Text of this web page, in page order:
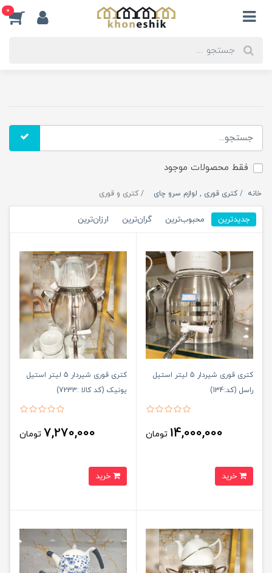
0
فقط محصولات موجود
خانه کتری قوری , لوازم سرو چای کتری و قوری
جدیدترین محبوب‌ترین گران‌ترین ارزان‌ترین
کتری قوری شیردار 5 لیتر استیل
راسل (کد:134)
14,000,000 تومان
کتری قوری شیردار 5 لیتر استیل
یونیک (کد کالا :7233)
7,270,000 تومان